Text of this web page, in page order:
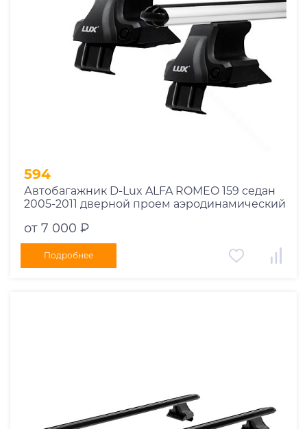
594
Автобагажник D-Lux ALFA ROMEO 159 седан
2005-2011 дверной проем аэродинамический
от 7 000 ₽
Подробнее